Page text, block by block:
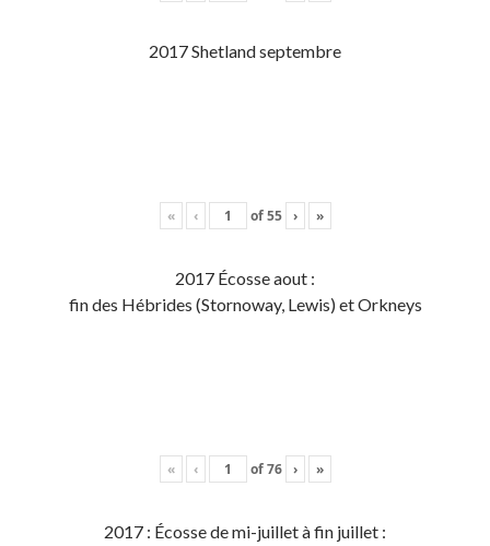
2017 Shetland septembre
« ‹ of55 › »
2017 Écosse aout :
fin des Hébrides (Stornoway, Lewis) et Orkneys
« ‹ of76 › »
2017 : Écosse de mi-juillet à fin juillet :